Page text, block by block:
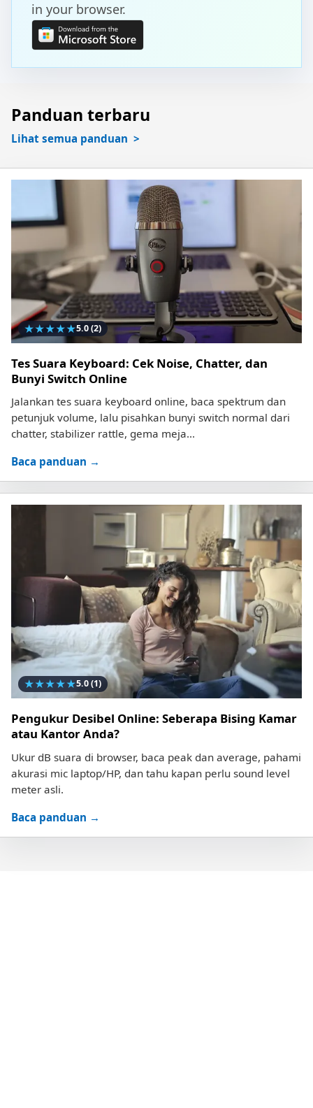
in your browser.
Panduan terbaru
Lihat semua panduan
★★★★★5.0(2)
Tes Suara Keyboard: Cek Noise, Chatter, dan
Bunyi Switch Online
Jalankan tes suara keyboard online, baca spektrum dan
petunjuk volume, lalu pisahkan bunyi switch normal dari
chatter, stabilizer rattle, gema meja...
Baca panduan →
★★★★★5.0(1)
Pengukur Desibel Online: Seberapa Bising Kamar
atau Kantor Anda?
Ukur dB suara di browser, baca peak dan average, pahami
akurasi mic laptop/HP, dan tahu kapan perlu sound level
meter asli.
Baca panduan →